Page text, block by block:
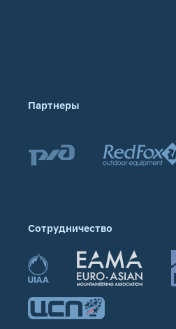
Партнеры
Сотрудничество